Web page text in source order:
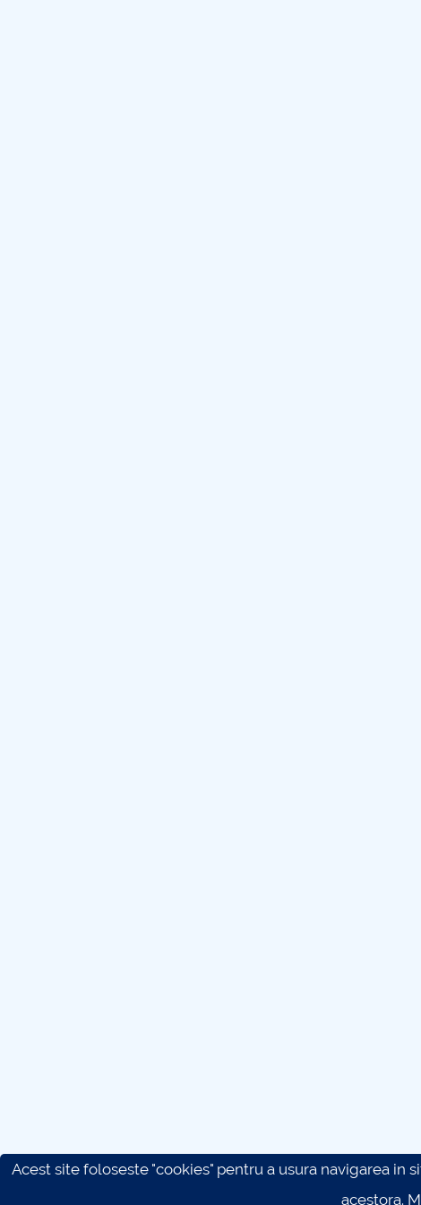
Acest site foloseste "cookies" pentru a usura navigarea
acestora.